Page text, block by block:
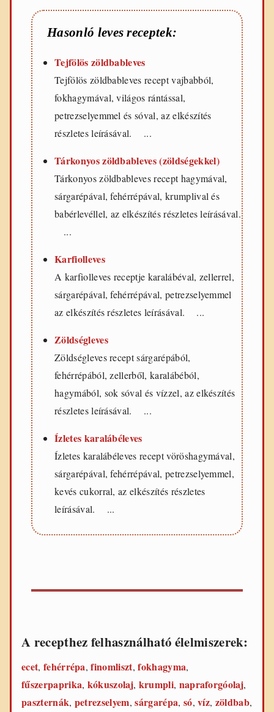
Hasonló leves receptek:
Tejfölös zöldbableves
Tejfölös zöldbableves recept vajbabból,
fokhagymával, világos rántással,
petrezselyemmel és sóval, az elkészítés
részletes leírásával. ...
Tárkonyos zöldbableves (zöldségekkel)
Tárkonyos zöldbableves recept hagymával,
sárgarépával, fehérrépával, krumplival és
babérlevéllel, az elkészítés részletes leírásával.
...
Karfiolleves
A karfiolleves receptje karalábéval, zellerrel,
sárgarépával, fehérrépával, petrezselyemmel
az elkészítés részletes leírásával. ...
Zöldségleves
Zöldségleves recept sárgarépából,
fehérrépából, zellerből, karalábéból,
hagymából, sok sóval és vízzel, az elkészítés
részletes leírásával. ...
Ízletes karalábéleves
Ízletes karalábéleves recept vöröshagymával,
sárgarépával, fehérrépával, petrezselyemmel,
kevés cukorral, az elkészítés részletes
leírásával. ...
A recepthez felhasználható élelmiszerek:
ecet, fehérrépa,finomliszt,fokhagyma,
fűszerpaprika, kókuszolaj, krumpli, napraforgóolaj,
paszternák, petrezselyem,sárgarépa, só,víz, zöldbab,